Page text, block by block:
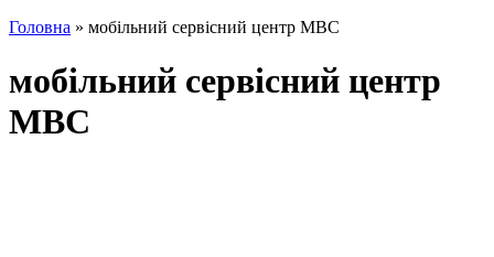
Головна » мобільний сервісний центр МВС
мобільний сервісний центр
МВС